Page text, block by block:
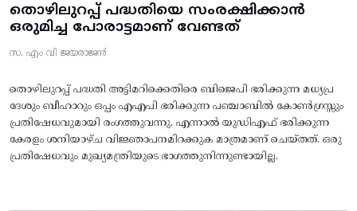
തൊഴിലുറപ്പ് പദ്ധതിയെ സംരക്ഷിക്കാൻ
ഒരുമിച്ച പോരാട്ടമാണ് വേണ്ടത്
സ. എം വി ജയരാജൻ
തൊഴിലുറപ്പ് പദ്ധതി അട്ടിമറിക്കെതിരെ ബിജെപി ഭരിക്കുന്ന മധ്യപ്ര
ദേശും ബീഹാറും ഒപ്പം എഎപി ഭരിക്കുന്ന പഞ്ചാബിൽ കോൺഗ്രസ്സും
പ്രതിഷേധവുമായി രംഗത്തുവന്നു. എന്നാൽ യുഡിഎഫ് ഭരിക്കുന്ന
കേരളം ശനിയാഴ്ച വിജ്ഞാപനമിറക്കുക മാത്രമാണ് ചെയ്തത്. ഒരു
പ്രതിഷേധവും മുഖ്യമന്ത്രിയുടെ ഭാഗത്തുനിന്നുണ്ടായില്ല.